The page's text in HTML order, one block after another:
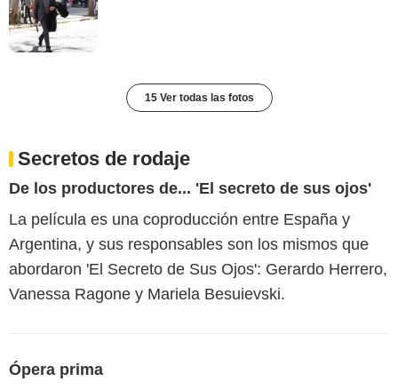
15 Ver todas las fotos
Secretos de rodaje
De los productores de... 'El secreto de sus ojos'
La película es una coproducción entre España y
Argentina, y sus responsables son los mismos que
abordaron 'El Secreto de Sus Ojos': Gerardo Herrero,
Vanessa Ragone y Mariela Besuievski.
Ópera prima